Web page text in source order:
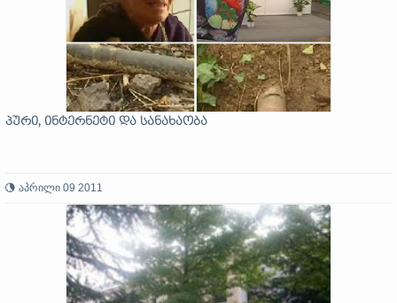
პური, ინტერნეტი და სანახაობა
აპრილი 09 2011